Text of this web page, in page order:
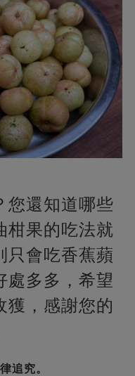
您還知道哪些
柑果的吃法就
只會吃香蕉蘋
處多多，希望
獲，感謝您的
追究。